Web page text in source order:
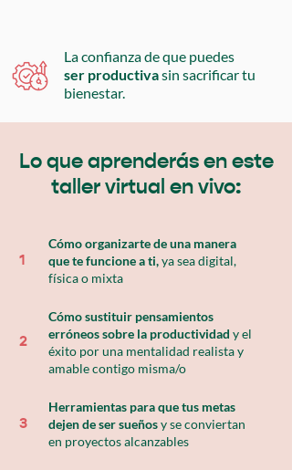
La confianza de que puedes
ser productivasin sacrificar tu
bienestar.
Lo que aprenderás en este
taller virtual en vivo:
1
Cómo organizarte de una manera
que te funcione a ti,ya sea digital,
física o mixta
2
Cómo sustituir pensamientos
erróneos sobre la productividad y el
éxito por una mentalidad realista y
amable contigo misma/o
3
Herramientas para que tus metas
dejen de ser sueñosy se conviertan
en proyectos alcanzables